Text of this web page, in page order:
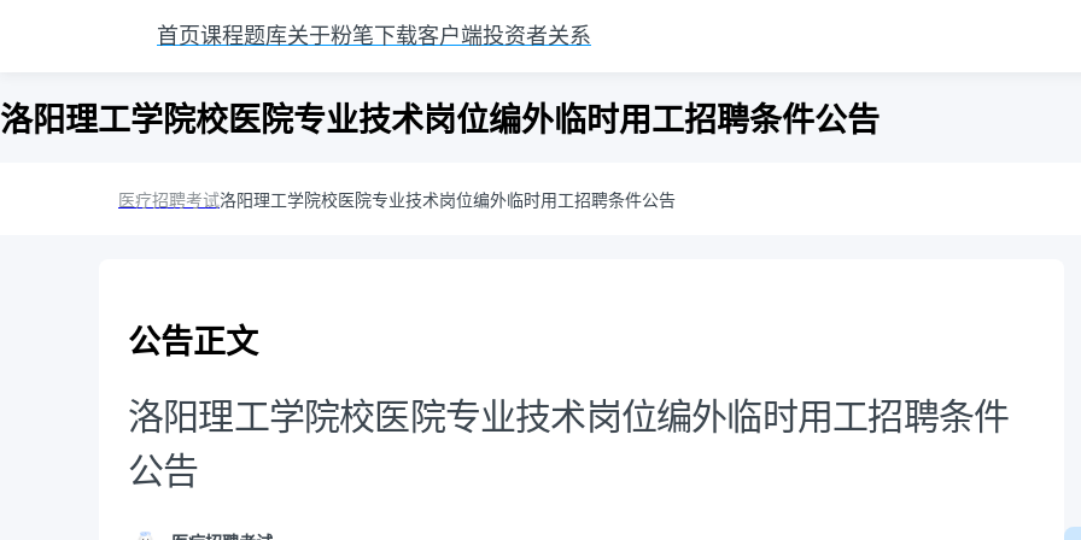
首页课程题库关于粉笔 下载客户端投资者关系
洛阳理工学院校医院专业技术岗位编外临时用工招聘条件公告
医疗招聘考试洛阳理工学院校医院专业技术岗位编外临时用工招聘条件公告
公告正文
洛阳理工学院校医院专业技术岗位编外临时用工招聘条件
公告